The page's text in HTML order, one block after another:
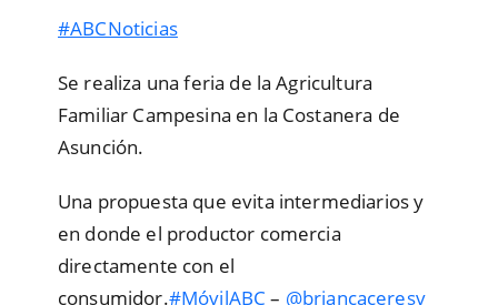
#ABCNoticias
Se realiza una feria de la Agricultura
Familiar Campesina en la Costanera de
Asunción.
Una propuesta que evita intermediarios y
en donde el productor comercia
directamente con el
consumidor.#MóvilABC – @briancaceresv